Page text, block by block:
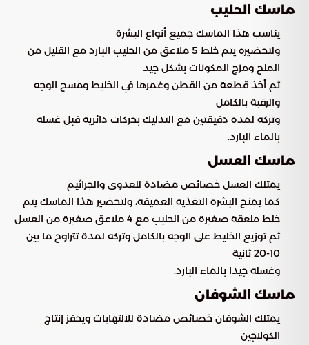
ماسك الحليب
يناسب هذا الماسك جميع أنواع البشرة
ولتحضيره يتم خلط 5 ملاعق من الحليب البارد مع القليل من
الملح ومزج المكونات بشكل جيد
ثم أخذ قطعة من القطن وغمرها في الخليط ومسح الوجه
والرقبة بالكامل
وتركه لمدة دقيقتين مع التدليك بحركات دائرية قبل غسله
بالماء البارد.
ماسك العسل
يمتلك العسل خصائص مضادة للعدوى والجراثيم
كما يمنح البشرة التغذية العميقة، ولتحضير هذا الماسك يتم
خلط ملعقة صغيرة من الحليب مع 4 ملاعق صغيرة من العسل
ثم توزيع الخليط على الوجه بالكامل وتركه لمدة تتراوح ما بين
10-20 ثانية
وغسله جيدا بالماء البارد.
ماسك الشوفان
يمتلك الشوفان خصائص مضادة للالتهابات ويحفز إنتاج
الكولاجين